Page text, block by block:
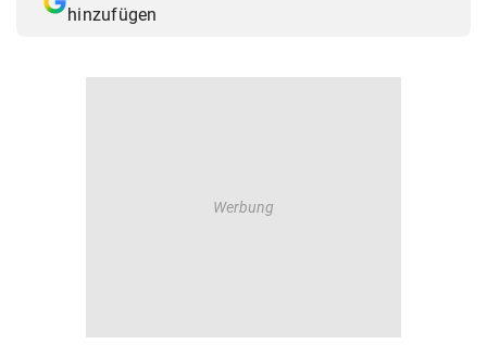
hinzufügen